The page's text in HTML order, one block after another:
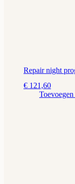
Repair night
€ 121,60